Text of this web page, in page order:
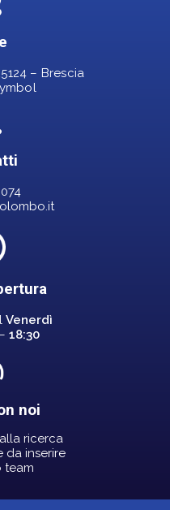
– Brescia
Venerdì
18:30
noi
ricerca
da inserire
team